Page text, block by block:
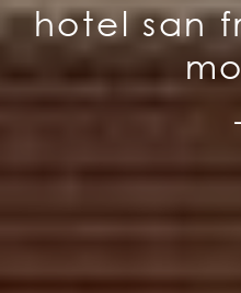
hotel san